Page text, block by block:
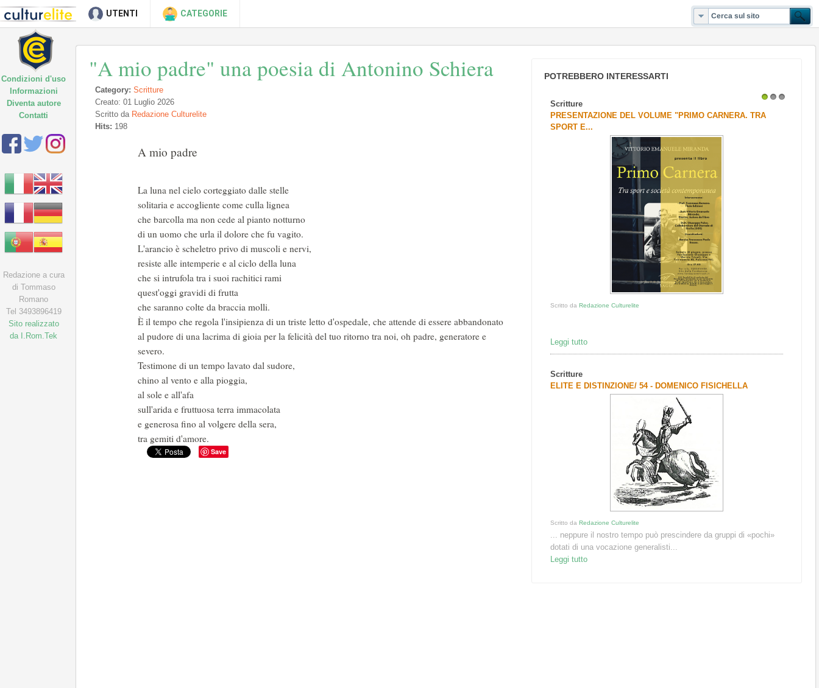
UTENTI CATEGORIE
"A mio padre" una poesia di Antonino Schiera
Category: Scritture
Creato: 01 Luglio 2026
Scritto da Redazione Culturelite
Hits: 198
A mio padre
La luna nel cielo corteggiato dalle stelle
solitaria e accogliente come culla lignea
che barcolla ma non cede al pianto notturno
di un uomo che urla il dolore che fu vagito.
L'arancio è scheletro privo di muscoli e nervi,
resiste alle intemperie e al ciclo della luna
che si intrufola tra i suoi rachitici rami
quest'oggi gravidi di frutta
che saranno colte da braccia molli.
È il tempo che regola l'insipienza di un triste letto d'ospedale, che attende di essere abbandonato
al pudore di una lacrima di gioia per la felicità del tuo ritorno tra noi, oh padre, generatore e
severo.
Testimone di un tempo lavato dal sudore,
chino al vento e alla pioggia,
al sole e all'afa
sull'arida e fruttuosa terra immacolata
e generosa fino al volgere della sera,
tra gemiti d'amore.
Save
POTREBBERO INTERESSARTI
Scritture
PRESENTAZIONE DEL VOLUME "PRIMO CARNERA. TRA
SPORT E...
Scritto daRedazione Culturelite
Leggi tutto
Scritture
ELITE E DISTINZIONE/ 54 - DOMENICO FISICHELLA
Scritto daRedazione Culturelite
... neppure il nostro tempo può prescindere da gruppi di «pochi»
dotati di una vocazione generalisti...
Leggi tutto
Condizioni d'uso
Informazioni
Diventa autore
Contatti
Redazione a cura
di Tommaso
Romano
Tel 3493896419
Sito realizzato
da I.Rom.Tek